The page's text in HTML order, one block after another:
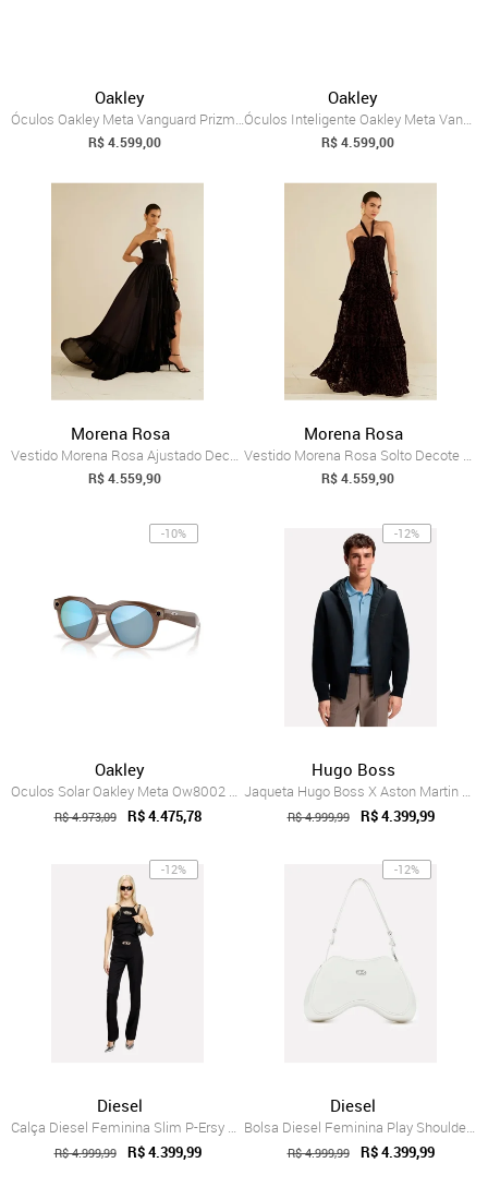
Oakley
Óculos Oakley Meta Vanguard Prizm Sapphire
R$ 4.599,00
Oakley
Óculos Inteligente Oakley Meta Vanguard ...
R$ 4.599,00
Morena Rosa
Vestido Morena Rosa Ajustado Decote Reto...
R$ 4.559,90
Morena Rosa
Vestido Morena Rosa Solto Decote Costas ...
R$ 4.559,90
-10%
Oakley
Oculos Solar Oakley Meta Ow8002 80020651
R$ 4.973,09 R$ 4.475,78
-12%
Hugo Boss
Jaqueta Hugo Boss X Aston Martin Masculi...
R$ 4.999,99 R$ 4.399,99
-12%
Diesel
Calça Diesel Feminina Slim P-Ersy Trousers Preta
R$ 4.999,99 R$ 4.399,99
-12%
Diesel
Bolsa Diesel Feminina Play Shoulder Bran...
R$ 4.999,99 R$ 4.399,99